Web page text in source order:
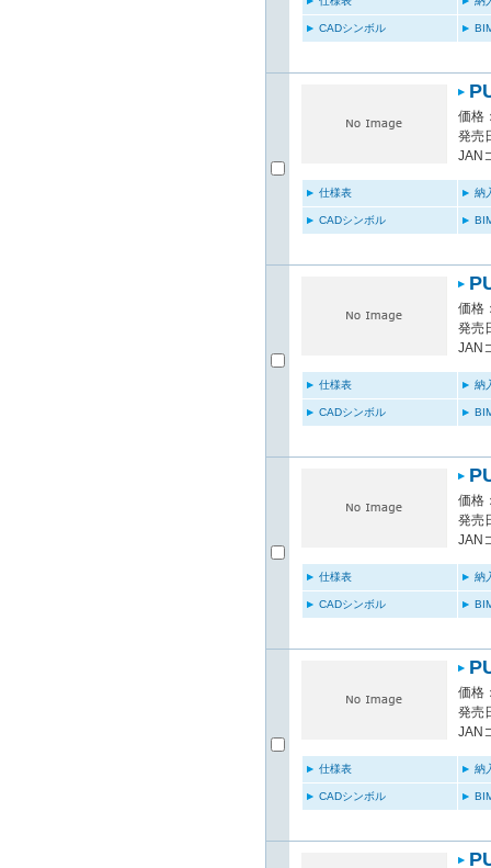
CADシンボル
価格
発売
JAN
仕様表 納
CADシンボル
価格
発売
JAN
仕様表 納
CADシンボル
価格
発売
JAN
仕様表 納
CADシンボル
価格
発売
JAN
仕様表 納
CADシンボル